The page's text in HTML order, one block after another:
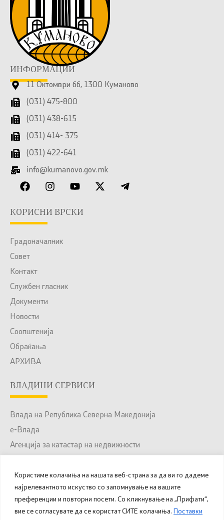
Користиме колачиња на нашата веб-страна за да ви го дадеме
најрелевантното искуство со запомнување на вашите
преференции и повторни посети. Со кликнување на „Прифати“,
вие се согласувате да се користат СИТЕ колачиња. Поставки
ИНФОРМАЦИИ
11 Октомври бб, 1300 Куманово
(031) 475-800
(031) 438-615
(031) 414- 375
(031) 422-641
info@kumanovo.gov.mk
КОРИСНИ ВРСКИ
Градоначалник
Совет
Контакт
Службен гласник
Документи
Новости
Соопштенија
Обраќања
АРХИВА
ВЛАДИНИ СЕРВИСИ
Влада на Република Северна Македонија
е-Влада
Агенција за катастар на недвижности
Портал за отворени податоци
Национален Портал за е-Услуги